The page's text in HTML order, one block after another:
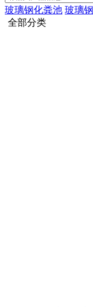
玻璃钢化粪池 玻璃
全部分类